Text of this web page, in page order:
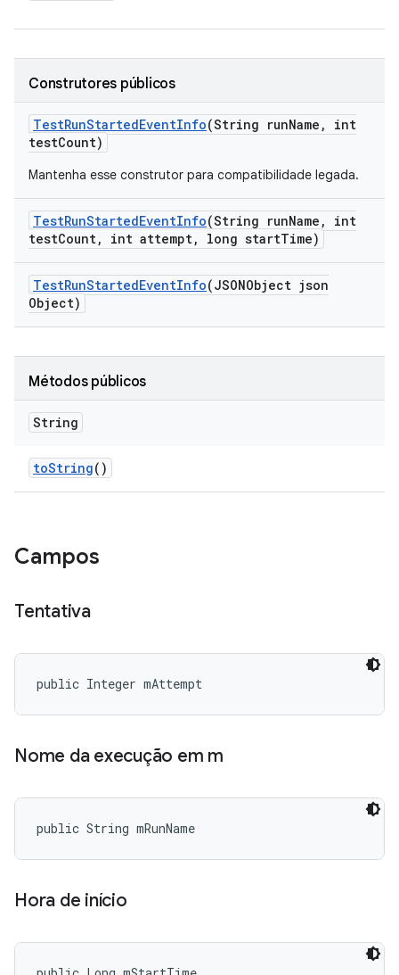
Construtores públicos
TestRunStartedEventInfo(String runName ,
int
testCount)
Mantenha esse construtor para compatibilidade legada.
TestRunStartedEventInfo(String runName ,
int
testCount, int attempt, long startTime)
TestRunStartedEventInfo(JSONObject json
Object)
Métodos públicos
String
toString()
Campos
Tentativa
public Integer mAttempt
Nome da execução em m
public String mRunName
Hora de início